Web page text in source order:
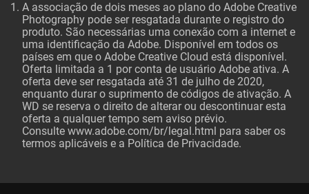
A associação de dois meses ao plano do Adobe Creative
Photography pode ser resgatada durante o registro do
produto. São necessárias uma conexão com a internet e
uma identificação da Adobe. Disponível em todos os
países em que o Adobe Creative Cloud está disponível.
Oferta limitada a 1 por conta de usuário Adobe ativa. A
oferta deve ser resgatada até 31 de julho de 2020,
enquanto durar o suprimento de códigos de ativação. A
WD se reserva o direito de alterar ou descontinuar esta
oferta a qualquer tempo sem aviso prévio.
Consulte www.adobe.com/br/legal.html para saber os
termos aplicáveis e a Política de Privacidade.